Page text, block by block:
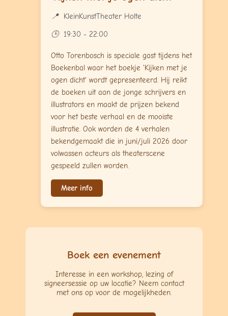
KleinKunstTheater Holte
19:30 - 22:00
Otto Torenbosch is speciale gast tijdens het
Boekenbal waar het boekje 'Kijken met je
ogen dicht' wordt gepresenteerd. Hij reikt
de boeken uit aan de jonge schrijvers en
illustrators en maakt de prijzen bekend
voor het beste verhaal en de mooiste
illustratie. Ook worden de 4 verhalen
bekendgemaakt die in juni/juli 2026 door
volwassen acteurs als theaterscene
gespeeld zullen worden.
Meer info
Boek een evenement
Interesse in een workshop, lezing of
signeersessie op uw locatie? Neem contact
met ons op voor de mogelijkheden.